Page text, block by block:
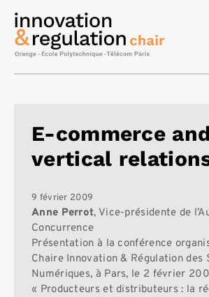
E-commerce and
vertical
9 février 2009
Anne Perrot, Vice-présidente de
Concurrence
Présentation à la conférence
Chaire Innovation & Régulation des
Numériques, à Pars, le 2 février
« Producteurs et distributeurs : la